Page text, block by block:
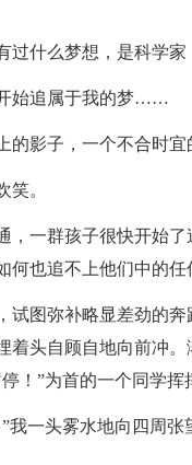
过什么梦想，是科学
始追属于我的梦……
的影子，一个不合时
笑。
，一群孩子很快开始
何也追不上他们中的任
试图弥补略显差劲的
着头自顾自地向前冲
！”为首的一个同学
我一头雾水地向四周